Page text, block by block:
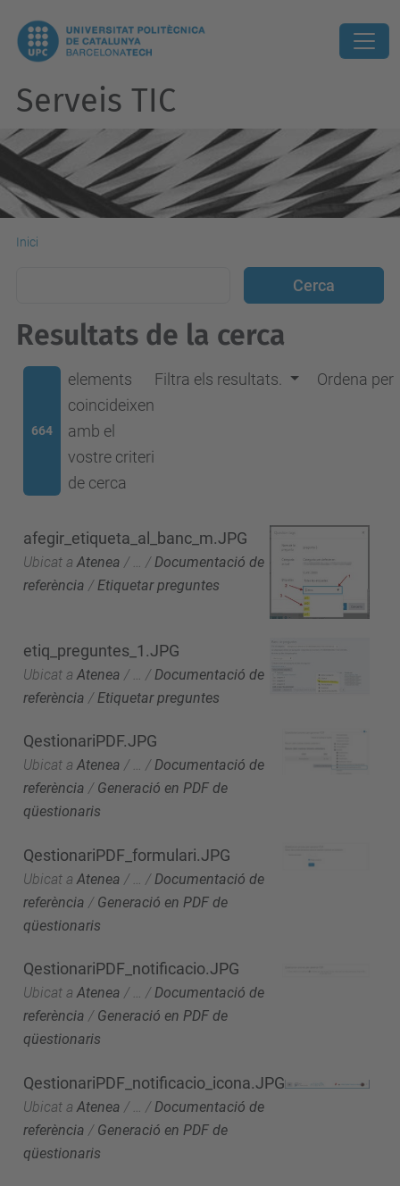
Serveis TIC
Inici
Resultats de la cerca
664
elements
coincideixen
amb el
vostre criteri
de cerca
Filtra els resultats. Ordena per
afegir_etiqueta_al_banc_m.JPG
Ubicat a Atenea / / Documentació de
referència / Etiquetar preguntes
etiq_preguntes_1.JPG
Ubicat a Atenea / / Documentació de
referència / Etiquetar preguntes
QestionariPDF.JPG
Ubicat a Atenea / … /Documentació de
referència / Generació en PDF de
qüestionaris
QestionariPDF_formulari.JPG
Ubicat a Atenea / / Documentació de
referència / Generació en PDF de
qüestionaris
QestionariPDF_notificacio.JPG
Ubicat a Atenea / … /Documentació de
referència / Generació en PDF de
qüestionaris
QestionariPDF_notificacio_icona.JPG
Ubicat a Atenea / / Documentació de
referència / Generació en PDF de
qüestionaris